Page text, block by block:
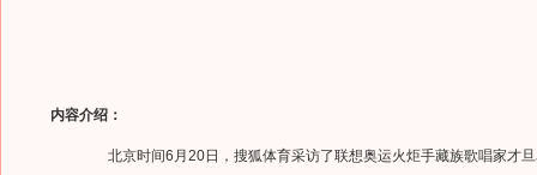
内容介绍：
北京时间6月20日，搜狐体育采访了联想奥运火炬手藏族歌唱家才